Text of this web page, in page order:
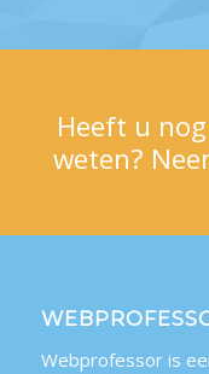
Heeft u
weten?
Webprofessor is